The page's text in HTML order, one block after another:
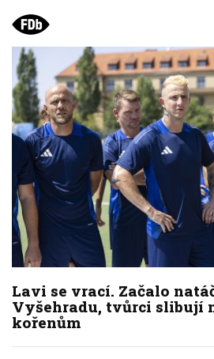
Lavi se vrací. Začalo
Vyšehradu, tvůrci slibují
kořenům